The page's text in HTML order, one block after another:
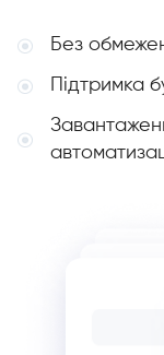
Без
Підтримка